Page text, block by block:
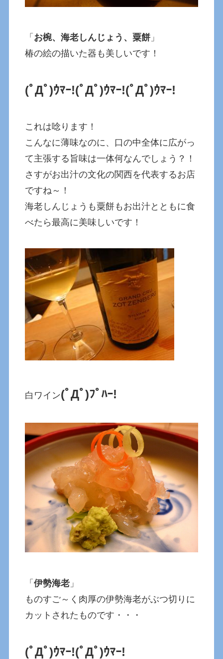
「 お椀、海老しんじょう、粟餅 」
椿の絵の描いた器も美しいです！
(ﾟДﾟ)ｳﾏｰ!(ﾟДﾟ)ｳﾏｰ!(ﾟДﾟ)ｳﾏｰ!
これは唸ります！
こんなに薄味なのに、口の中全体に広がっ
て主張する旨味は一体何なんでしょう？！
さすがお出汁の文化の関西を代表するお店
ですね～！
海老しんじょうも粟餅もお出汁とともに食
べたら最高に美味しいです！
白ワイン(ﾟДﾟ)ﾌﾟﾊｰ!
「伊勢海老 」
ものすご～く肉厚の伊勢海老がぶつ切りに
カットされたものです・・・
(ﾟДﾟ)ｳﾏｰ!(ﾟДﾟ)ｳﾏｰ!